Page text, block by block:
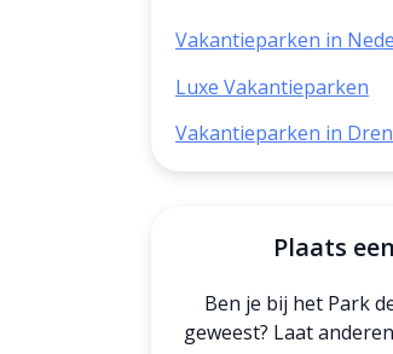
Vakantieparken in
Luxe Vakantieparken
Vakantieparken in
Plaats
Ben je bij het Park
geweest? Laat